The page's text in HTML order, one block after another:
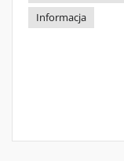
Informacja